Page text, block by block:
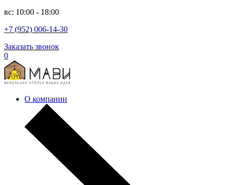
вс: 10:00 - 18:00
+7 (952) 006-14-30
Заказать звонок
0
О компании